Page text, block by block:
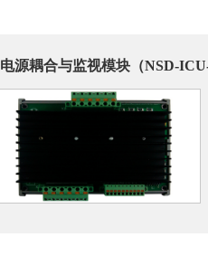
电源耦合与监视模块（NSD-ICU-